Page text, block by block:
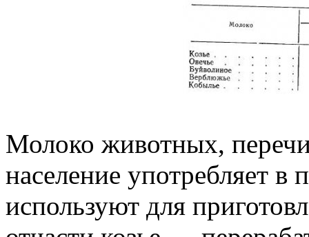
Молоко животных,
население употребляет
используют для